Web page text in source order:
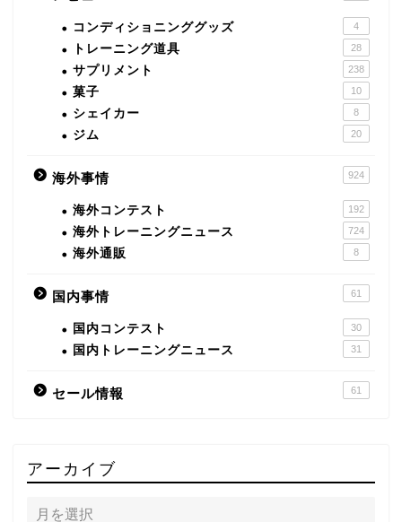
コンディショニンググッズ 4
トレーニング道具 28
サプリメント 238
菓子 10
シェイカー 8
ジム 20
海外事情 924
海外コンテスト 192
海外トレーニングニュース 724
海外通販 8
国内事情 61
国内コンテスト 30
国内トレーニングニュース 31
セール情報 61
アーカイブ